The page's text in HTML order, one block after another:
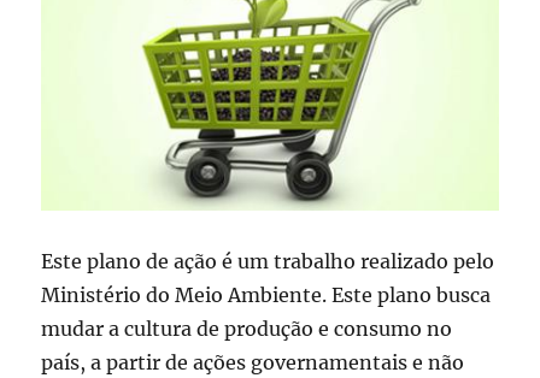
Este plano de ação é um trabalho realizado pelo
Ministério do Meio Ambiente. Este plano busca
mudar a cultura de produção e consumo no
país, a partir de ações governamentais e não